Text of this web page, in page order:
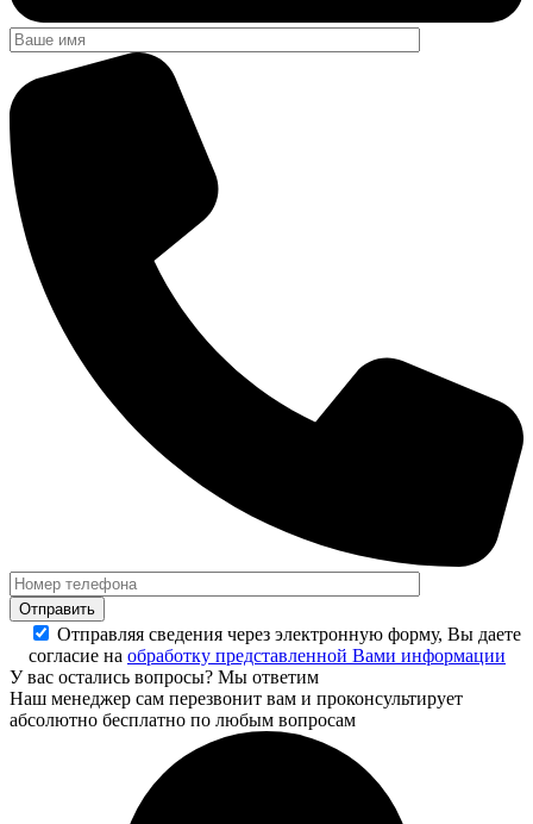
Отправляя сведения через электронную форму, Вы даете
согласие на обработку представленной Вами информации
У вас остались вопросы? Мы ответим
Наш менеджер сам перезвонит вам и проконсультирует
абсолютно бесплатно по любым вопросам